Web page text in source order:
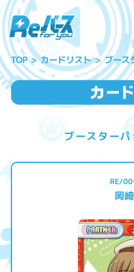
TOP カードリスト ブース
ブースター
RE/
岡